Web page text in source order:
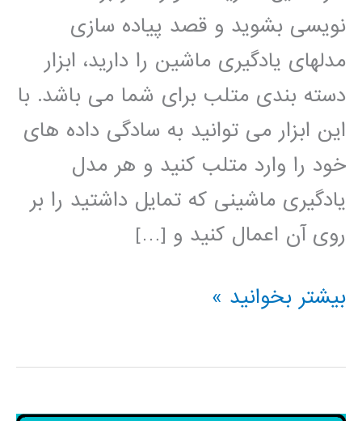
نویسی بشوید و قصد پیاده سازی
مدلهای یادگیری ماشین را دارید، ابزار
دسته بندی متلب برای شما می باشد. با
این ابزار می توانید به سادگی داده های
خود را وارد متلب کنید و هر مدل
یادگیری ماشینی که تمایل داشتید را بر
روی آن اعمال کنید و […]
آموزش
یادگیری
بیشتر بخوانید »